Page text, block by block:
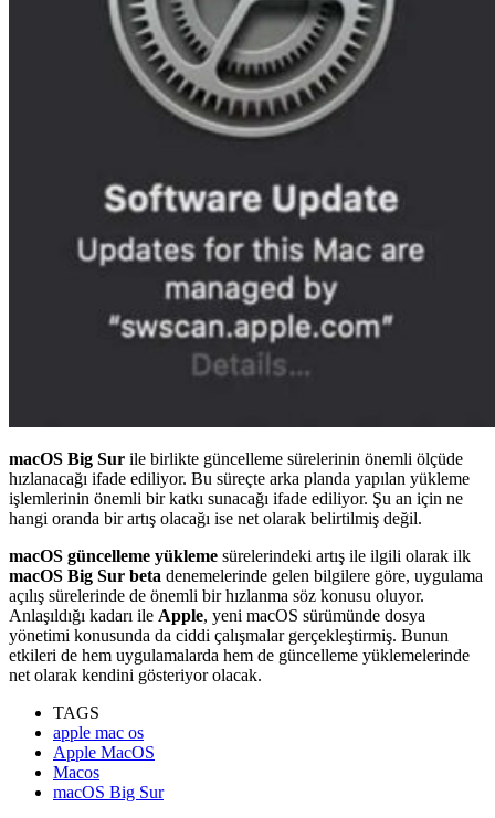
macOS Big Sur ile birlikte güncelleme sürelerinin önemli ölçüde
hızlanacağı ifade ediliyor. Bu süreçte arka planda yapılan yükleme
işlemlerinin önemli bir katkı sunacağı ifade ediliyor. Şu an için ne
hangi oranda bir artış olacağı ise net olarak belirtilmiş değil.
macOS güncelleme yükleme sürelerindeki artış ile ilgili olarak ilk
macOS Big Sur beta denemelerinde gelen bilgilere göre, uygulama
açılış sürelerinde de önemli bir hızlanma söz konusu oluyor.
Anlaşıldığı kadarı ile Apple, yeni macOS sürümünde dosya
yönetimi konusunda da ciddi çalışmalar gerçekleştirmiş. Bunun
etkileri de hem uygulamalarda hem de güncelleme yüklemelerinde
net olarak kendini gösteriyor olacak.
TAGS
apple mac os
Apple MacOS
Macos
macOS Big Sur